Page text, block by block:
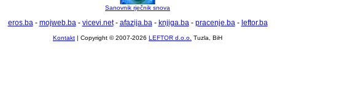
Sanovnik rječnik snova
eros.ba- mojweb.ba- vicevi.net- afazija.ba- knjiga.ba- pracenje.ba- leftor.ba
Kontakt | Copyright © 2007-2026 LEFTOR d.o.o. Tuzla, BiH